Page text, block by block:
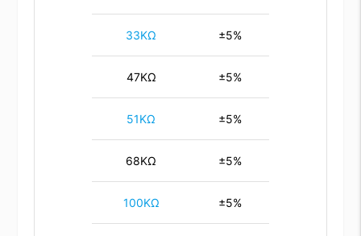
33KΩ ±5%
47KΩ ±5%
51KΩ ±5%
68KΩ ±5%
100KΩ ±5%